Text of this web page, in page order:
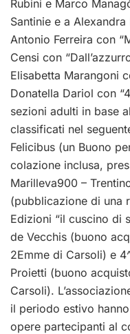
Rubini e Marco
Santinie e a
Antonio Ferreira con
Censi con
Elisabetta Marangoni
Donatella Dariol con
sezioni adulti in base
classificati nel
Felicibus (un Buono
colazione inclusa,
Marilleva900 –
(pubblicazione di una
Edizioni “il cuscino di
de Vecchis (buono
2Emme di Carsoli) e
Proietti (buono
Carsoli).
il periodo estivo
opere partecipanti al